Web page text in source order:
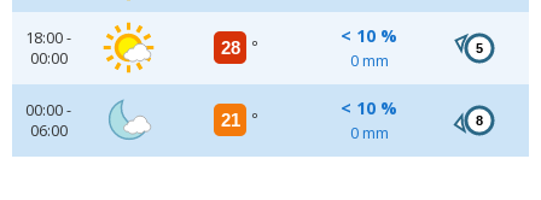
18:00 -
00:00
28 °
< 10 %
0 mm
5
00:00 -
06:00
21 °
< 10 %
0 mm
8